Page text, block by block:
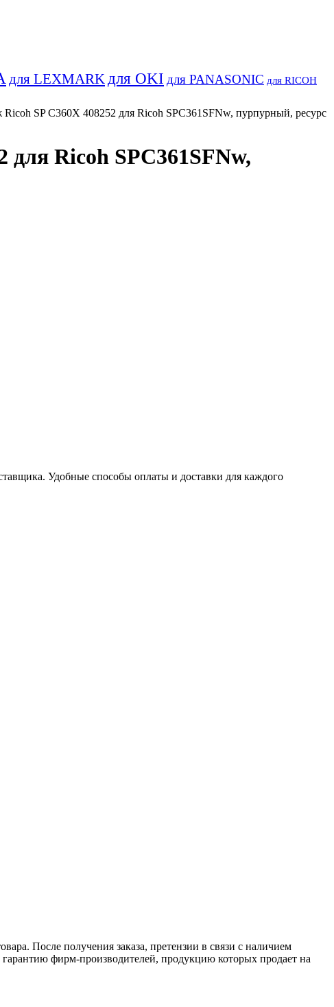
для LEXMARK для OKI для PANASONIC для RICOH
SP C360X 408252 для Ricoh SPC361SFNw, пурпурный, ресурс
Ricoh SPC361SFNw,
Удобные способы оплаты и доставки для каждого
После получения заказа, претензии в связи с наличием
фирм-производителей, продукцию которых продает на